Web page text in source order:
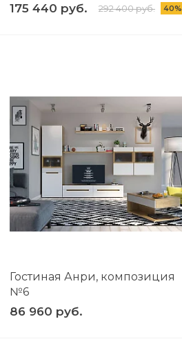
175 440 руб. 292 400 руб. 40%
Гостиная Анри, композиция
№6
86 960 руб.